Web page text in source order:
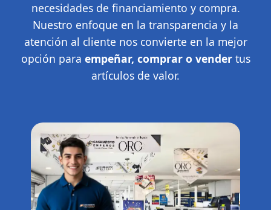
necesidades de financiamiento y compra.
Nuestro enfoque en la transparencia y la
atención al cliente nos convierte en la mejor
opción para empeñar, comprar o vendertus
artículos de valor.